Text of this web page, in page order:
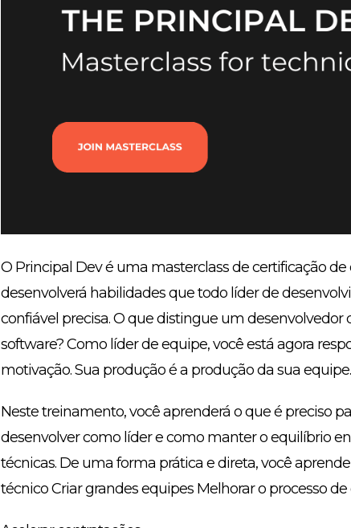
O Principal Dev é uma masterclass de certificação
desenvolverá habilidades que todo líder de
confiável precisa. O que distingue um
software? Como líder de equipe, você está agora
motivação. Sua produção é a produção da sua equipe.
Neste treinamento, você aprenderá o que é preciso
desenvolver como líder e como manter o equilíbrio
técnicas. De uma forma prática e direta, você
técnico Criar grandes equipes Melhorar o processo